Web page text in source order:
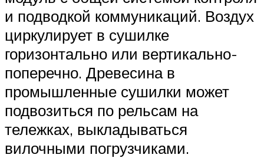
и подводкой коммуникаций. Воздух
циркулирует в сушилке
горизонтально или вертикально-
поперечно. Древесина в
промышленные сушилки может
подвозиться по рельсам на
тележках, выкладываться
вилочными погрузчиками.